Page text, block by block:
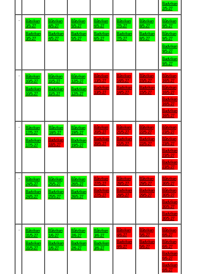
Badviken
2/5-27
Båtviken
3/5-27
Badviken
3/5-27
Båtviken
4/5-27
Badviken
4/5-27
Båtviken
5/5-27
Badviken
5/5-27
Båtviken
6/5-27
Badviken
6/5-27
Båtviken
7/5-27
Badviken
7/5-27
Båtviken
8/5-27
Badviken
8/5-27
Båtviken
9/5-27
Båtviken
9/5-27
Badviken
9/5-27
Badviken
9/5-27
Båtviken
10/5-27
Badviken
10/5-27
Båtviken
11/5-27
Badviken
11/5-27
Båtviken
12/5-27
Badviken
12/5-27
Båtviken
13/5-27
Badviken
13/5-27
Båtviken
14/5-27
Badviken
14/5-27
Båtviken
15/5-27
Badviken
15/5-27
Båtviken
16/5-27
Båtviken
16/5-27
Badviken
16/5-27
Badviken
16/5-27
Båtviken
17/5-27
Badviken
17/5-27
Båtviken
18/5-27
Badviken
18/5-27
Båtviken
19/5-27
Badviken
19/5-27
Båtviken
20/5-27
Badviken
20/5-27
Båtviken
21/5-27
Badviken
21/5-27
Båtviken
22/5-27
Badviken
22/5-27
Båtviken
23/5-27
Båtviken
23/5-27
Badviken
23/5-27
Badviken
23/5-27
Båtviken
24/5-27
Badviken
24/5-27
Båtviken
25/5-27
Badviken
25/5-27
Båtviken
26/5-27
Badviken
26/5-27
Båtviken
27/5-27
Badviken
27/5-27
Båtviken
28/5-27
Badviken
28/5-27
Båtviken
29/5-27
Badviken
29/5-27
Båtviken
30/5-27
Båtviken
30/5-27
Badviken
30/5-27
Badviken
30/5-27
Båtviken
31/5-27
Badviken
31/5-27
Båtviken
1/6-27
Badviken
1/6-27
Båtviken
2/6-27
Badviken
2/6-27
Båtviken
3/6-27
Badviken
3/6-27
Båtviken
4/6-27
Badviken
4/6-27
Båtviken
5/6-27
Badviken
5/6-27
Båtviken
6/6-27
Båtviken
6/6-27
Badviken
6/6-27
Badviken
6/6-27